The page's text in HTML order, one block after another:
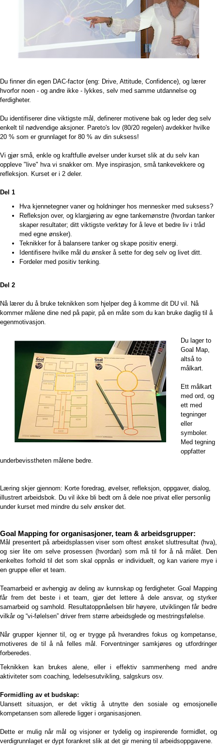
Du finner din egen DAC-factor (eng: Drive, Attitude, Confidence), og lærer
hvorfor noen - og andre ikke - lykkes, selv med samme utdannelse og
ferdigheter.
Du identifiserer dine viktigste mål, definerer motivene bak og leder deg selv
enkelt til nødvendige aksjoner. Pareto's lov (80/20 regelen) avdekker hvilke
20 % som er grunnlaget for 80 % av din suksess!
Vi gjør små, enkle og kraftfulle øvelser under kurset slik at du selv kan
oppleve "live" hva vi snakker om. Mye inspirasjon, små tankevekkere og
refleksjon. Kurset er i 2 deler.
Del 1
Hva kjennetegner vaner og holdninger hos mennesker med suksess?
Refleksjon over, og klargjøring av egne tankemønstre (hvordan tanker
skaper resultater; ditt viktigste verktøy for å leve et bedre liv i tråd
med egne ønsker).
Teknikker for å balansere tanker og skape positiv energi.
Identifisere hvilke mål du ønsker å sette for deg selv og livet ditt.
Fordeler med positiv tenking.
Del 2
Nå lærer du å bruke teknikken som hjelper deg å komme dit DU vil. Nå
kommer målene dine ned på papir, på en måte som du kan bruke daglig til å
egenmotivasjon.
Du lager to
Goal Map,
altså to
målkart.
Ett målkart
med ord, og
ett med
tegninger
eller
symboler.
Med tegning
oppfatter
underbevisstheten målene bedre.
Læring skjer gjennom: Korte foredrag, øvelser, refleksjon, oppgaver, dialog,
i llustrert arbeidsbok. Du vil ikke bli bedt om å dele noe privat eller personlig
under kurset med mindre du selv ønsker det.
Goal Mapping for organisasjoner, team & arbeidsgrupper:
Mål presentert på arbeidsplassen viser som oftest ønsket sluttresultat (hva),
og sier lite om selve prosessen (hvordan) som må til for å nå målet. Den
enkeltes forhold til det som skal oppnås er individuelt, og kan variere mye i
en gruppe eller et team.
Teamarbeid er avhengig av deling av kunnskap og ferdigheter. Goal Mapping
får frem det beste i et team, gjør det lettere å dele ansvar, og styrker
samarbeid og samhold. Resultatoppnåelsen blir høyere, utviklingen får bedre
vilkår og “vi-følelsen” driver frem større arbeidsglede og mestringsfølelse.
Når grupper kjenner til, og er trygge på hverandres fokus og kompetanse,
motiveres de til å nå felles mål. Forventninger samkjøres og utfordringer
forberedes.
Teknikken kan brukes alene, eller i effektiv sammenheng med andre
aktiviteter som coaching, ledelsesutvikling, salgskurs osv.
Formidling av et budskap:
Uansett situasjon, er det viktig å utnytte den sosiale og emosjonelle
kompetansen som allerede ligger i organisasjonen.
Dette er mulig når mål og visjoner er tydelig og inspirerende formidlet, og
verdigrunnlaget er dypt forankret slik at det gir mening til arbeidsoppgavene.